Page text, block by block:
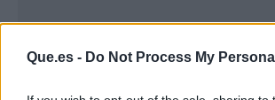
Que.es - Do Not Process My